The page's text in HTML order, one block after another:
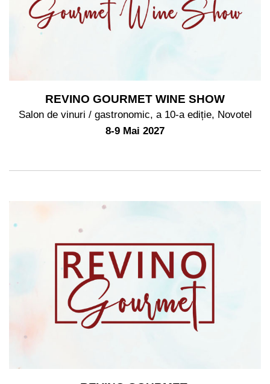
REVINO GOURMET WINE SHOW
Salon de vinuri / gastronomic, a 10-a ediție, Novotel
8-9 Mai 2027